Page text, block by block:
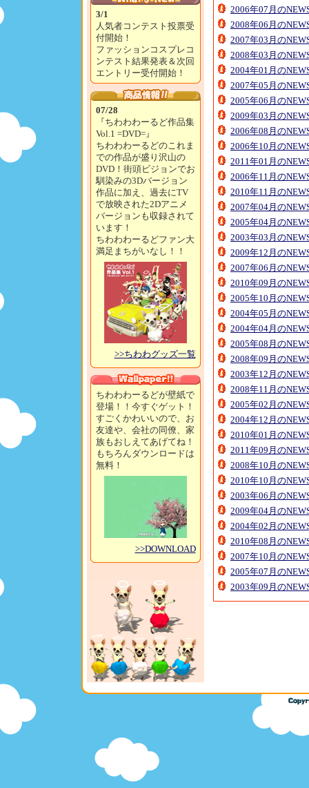
3/1
人気者コンテスト投票受
付開始！
ファッションコスプレコ
ンテスト結果発表＆次回
エントリー受付開始！
07/28
『ちわわわーるど作品集
Vol.1 =DVD=』
ちわわわーるどのこれま
での作品が盛り沢山の
DVD！街頭ビジョンでお
馴染みの3Dバージョン
作品に加え、過去にTV
で放映された2Dアニメ
バージョンも収録されて
います！
ちわわわーるどファン大
満足まちがいなし！！
>>ちわわグッズ一覧
ちわわわーるどが壁紙で
登場！！今すぐゲット！
すごくかわいいので、お
友達や、会社の同僚、家
族もおしえてあげてね！
もちろんダウンロードは
無料！
>>DOWNLOAD
2006年07月の
2008年06月の
2007年03月の
2008年03月の
2004年01月の
2007年05月の
2005年06月の
2009年03月の
2006年08月の
2006年10月の
2011年01月の
2006年11月の
2010年11月の
2007年04月の
2005年04月の
2003年03月の
2009年12月の
2007年06月の
2010年09月の
2005年10月の
2004年05月の
2004年04月の
2005年08月の
2008年09月の
2003年12月の
2008年11月の
2005年02月の
2004年12月の
2010年01月の
2011年09月の
2008年10月の
2010年10月の
2003年06月の
2009年04月の
2004年02月の
2010年08月の
2007年10月の
2005年07月の
2003年09月の